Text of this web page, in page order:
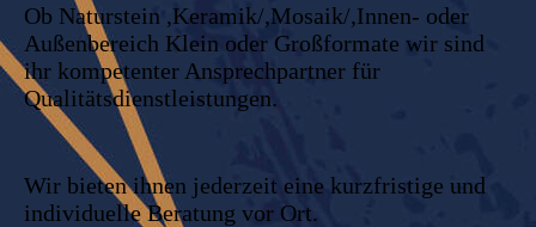
Ob Naturstein ,Keramik/,Mosaik/,Innen- oder
Außenbereich Klein oder Großformate wir sind
ihr kompetenter Ansprechpartner für
Qualitätsdienstleistungen.
Wir bieten ihnen jederzeit eine kurzfristige und
individuelle Beratung vor Ort.